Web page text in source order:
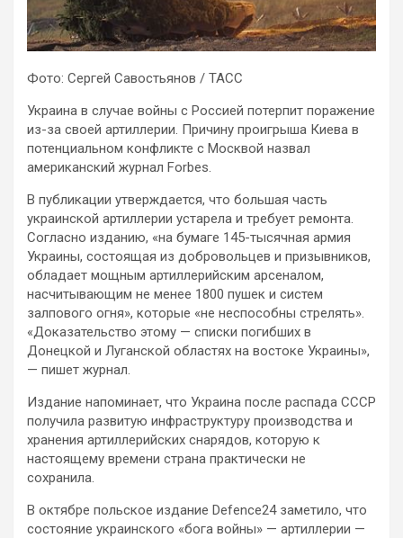
Фото: Сергей Савостьянов / ТАСС
Украина в случае войны с Россией потерпит поражение
из-за своей артиллерии. Причину проигрыша Киева в
потенциальном конфликте с Москвой назвал
американский журнал Forbes.
В публикации утверждается, что большая часть
украинской артиллерии устарела и требует ремонта.
Согласно изданию, «на бумаге 145-тысячная армия
Украины, состоящая из добровольцев и призывников,
обладает мощным артиллерийским арсеналом,
насчитывающим не менее 1800 пушек и систем
залпового огня», которые «не неспособны стрелять».
«Доказательство этому — списки погибших в
Донецкой и Луганской областях на востоке Украины»,
— пишет журнал.
Издание напоминает, что Украина после распада СССР
получила развитую инфраструктуру производства и
хранения артиллерийских снарядов, которую к
настоящему времени страна практически не
сохранила.
В октябре польское издание Defence24 заметило, что
состояние украинского «бога войны» — артиллерии —